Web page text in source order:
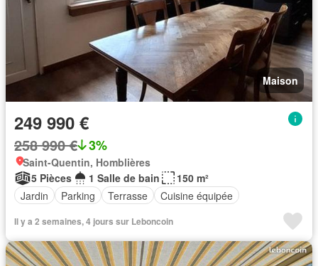
Maison
249 990 €
258 990 € 3%
Saint-Quentin, Homblières
5 Pièces
1 Salle de bain
150 m²
Jardin
Parking Terrasse Cuisine équipée
Il y a 2 semaines, 4 jours sur Leboncoin